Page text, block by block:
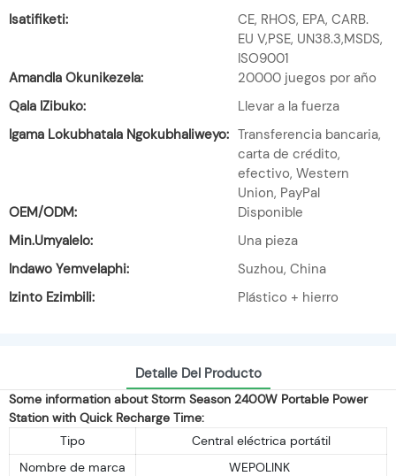
Isatifiketi:
CE, RHOS, EPA, CARB.
EU V,PSE, UN38.3,MSDS,
ISO9001
Amandla Okunikezela:
20000 juegos por año
Qala IZibuko:
Llevar a la fuerza
Igama Lokubhatala Ngokubhaliweyo: Transferencia bancaria,
carta de crédito,
efectivo, Western
Union, PayPal
OEM/ODM:
Disponible
Min.Umyalelo:
Una pieza
Indawo Yemvelaphi:
Suzhou, China
Izinto Ezimbili:
Plástico + hierro
Detalle Del Producto
Some information about Storm Season 2400W Portable Power
Station with Quick Recharge Time:
Tipo
Central eléctrica portátil
Nombre de marca
WEPOLINK